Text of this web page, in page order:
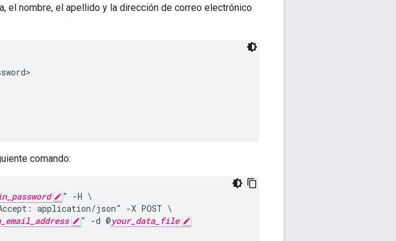
el nombre, el apellido y la dirección de correo electrónico
comando:
" -H \
application/json" -X POST \
" -d @your_data_file